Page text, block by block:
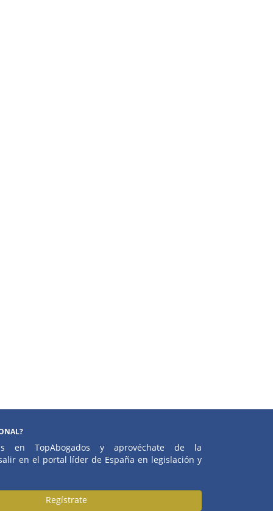
en TopAbogados y aprovéchate de la
en el portal líder de España en legislación y
Regístrate